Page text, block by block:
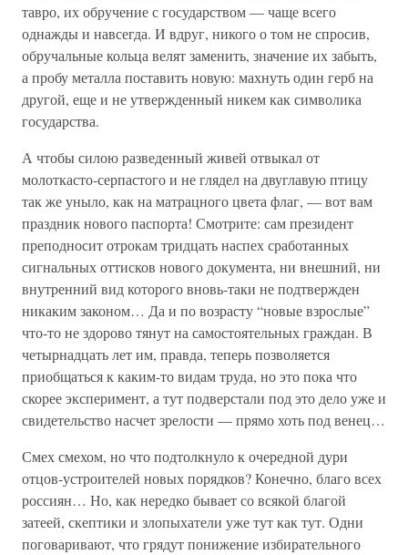
тавро, их обручение с государством — чаще всего
однажды и навсегда. И вдруг, никого о том не спросив,
обручальные кольца велят заменить, значение их забыть,
а пробу металла поставить новую: махнуть один герб на
другой, еще и не утвержденный никем как символика
государства.
А чтобы силою разведенный живей отвыкал от
молоткасто-серпастого и не глядел на двуглавую птицу
так же уныло, как на матрацного цвета флаг, — вот вам
праздник нового паспорта! Смотрите: сам президент
преподносит отрокам тридцать наспех сработанных
сигнальных оттисков нового документа, ни внешний, ни
внутренний вид которого вновь-таки не подтвержден
никаким законом… Да и по возрасту “новые взрослые”
что-то не здорово тянут на самостоятельных граждан. В
четырнадцать лет им, правда, теперь позволяется
приобщаться к каким-то видам труда, но это пока что
скорее эксперимент, а тут подверстали под это дело уже и
свидетельство насчет зрелости — прямо хоть под венец…
Смех смехом, но что подтолкнуло к очередной дури
отцов-устроителей новых порядков? Конечно, благо всех
россиян… Но, как нередко бывает со всякой благой
затеей, скептики и злопыхатели уже тут как тут. Одни
поговаривают, что грядут понижение избирательного